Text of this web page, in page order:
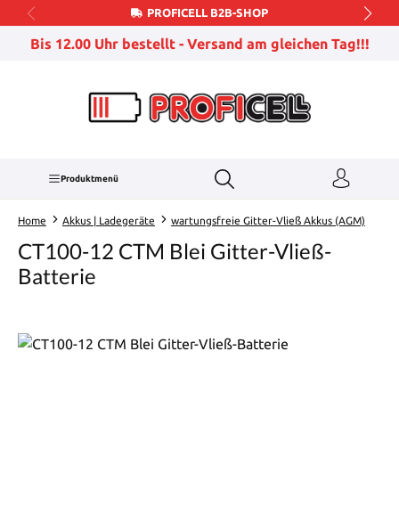
Zum Hauptinhalt springenPROFICELL B2B-SHOP
Bis 12.00 Uhr bestellt - Versand am gleichen Tag!!!
Produktmenü
Home Akkus | Ladegeräte wartungsfreie Gitter-Vließ Akkus (AGM)
CT100-12 CTM Blei Gitter-Vließ-
Batterie